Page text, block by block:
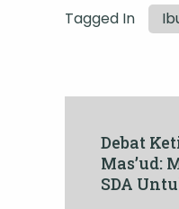
Tagged In
Post
Debat
Mas’ud:
SDA